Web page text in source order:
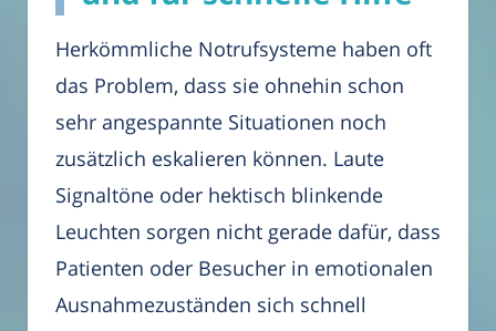
Herkömmliche Notrufsysteme haben oft
das Problem, dass sie ohnehin schon
sehr angespannte Situationen noch
zusätzlich eskalieren können. Laute
Signaltöne oder hektisch blinkende
Leuchten sorgen nicht gerade dafür, dass
Patienten oder Besucher in emotionalen
Ausnahmezuständen sich schnell